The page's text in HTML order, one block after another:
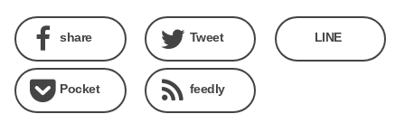
share Tweet LINE
Pocket feedly